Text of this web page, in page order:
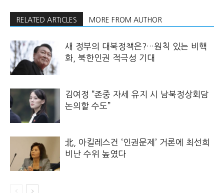
RELATED ARTICLES MORE FROM AUTHOR
새 정부의 대북정책은?…원칙 있는 비핵
화, 북한인권 적극성 기대
김여정 “존중 자세 유지 시 남북정상회담
논의할 수도”
北, 아킬레스건 ‘인권문제’ 거론에 최선희
비난 수위 높였다